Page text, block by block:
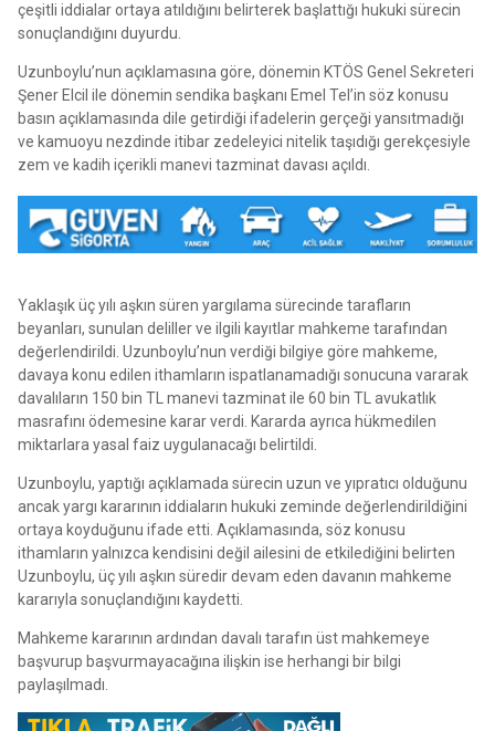
çeşitli iddialar ortaya atıldığını belirterek başlattığı hukuki sürecin
sonuçlandığını duyurdu.
Uzunboylu’nun açıklamasına göre, dönemin KTÖS Genel Sekreteri
Şener Elcil ile dönemin sendika başkanı Emel Tel’in söz konusu
basın açıklamasında dile getirdiği ifadelerin gerçeği yansıtmadığı
ve kamuoyu nezdinde itibar zedeleyici nitelik taşıdığı gerekçesiyle
zem ve kadih içerikli manevi tazminat davası açıldı.
Yaklaşık üç yılı aşkın süren yargılama sürecinde tarafların
beyanları, sunulan deliller ve ilgili kayıtlar mahkeme tarafından
değerlendirildi. Uzunboylu’nun verdiği bilgiye göre mahkeme,
davaya konu edilen ithamların ispatlanamadığı sonucuna vararak
davalıların 150 bin TL manevi tazminat ile 60 bin TL avukatlık
masrafını ödemesine karar verdi. Kararda ayrıca hükmedilen
miktarlara yasal faiz uygulanacağı belirtildi.
Uzunboylu, yaptığı açıklamada sürecin uzun ve yıpratıcı olduğunu
ancak yargı kararının iddiaların hukuki zeminde değerlendirildiğini
ortaya koyduğunu ifade etti. Açıklamasında, söz konusu
ithamların yalnızca kendisini değil ailesini de etkilediğini belirten
Uzunboylu, üç yılı aşkın süredir devam eden davanın mahkeme
kararıyla sonuçlandığını kaydetti.
Mahkeme kararının ardından davalı tarafın üst mahkemeye
başvurup başvurmayacağına ilişkin ise herhangi bir bilgi
paylaşılmadı.